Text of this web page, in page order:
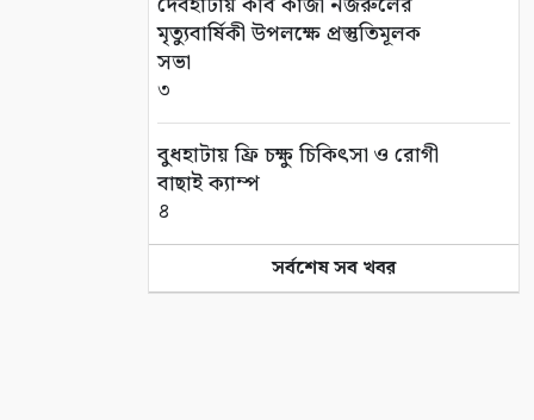
মৃত্যুবার্ষিকী উপলক্ষে প্রস্তুতিমূলক
সভা
৩
বুধহাটায় ফ্রি চক্ষু চিকিৎসা ও রোগী
বাছাই ক্যাম্প
৪
আশাশুনিতে ২ আসামি গ্রেপ্তার
সর্বশেষ সব খবর